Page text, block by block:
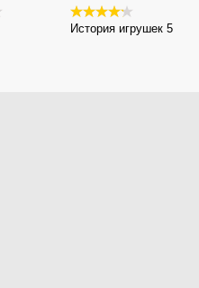
История игрушек 5